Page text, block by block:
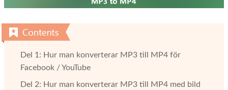
Del 1: Hur man konverterar MP3 till MP4 för
Facebook / YouTube
Del 2: Hur man konverterar MP3 till MP4 med bild